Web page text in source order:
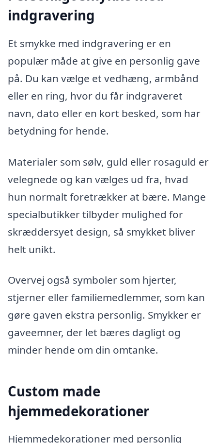
indgravering
Et smykke med indgravering er en
populær måde at give en personlig gave
på. Du kan vælge et vedhæng, armbånd
eller en ring, hvor du får indgraveret
navn, dato eller en kort besked, som har
betydning for hende.
Materialer som sølv, guld eller rosaguld er
velegnede og kan vælges ud fra, hvad
hun normalt foretrækker at bære. Mange
specialbutikker tilbyder mulighed for
skræddersyet design, så smykket bliver
helt unikt.
Overvej også symboler som hjerter,
stjerner eller familiemedlemmer, som kan
gøre gaven ekstra personlig. Smykker er
gaveemner, der let bæres dagligt og
minder hende om din omtanke.
Custom made
hjemmedekorationer
Hjemmedekorationer med personlig